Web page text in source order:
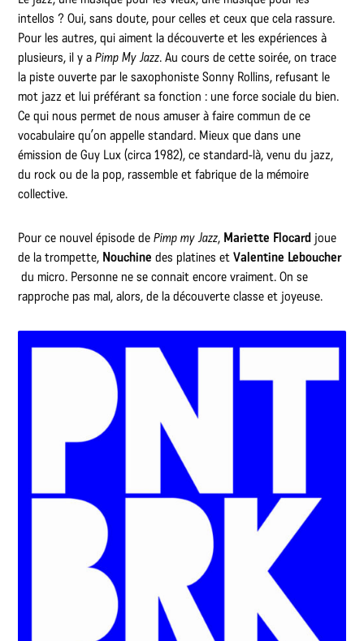
intellos ? Oui, sans doute, pour celles et ceux que cela rassure.
Pour les autres, qui aiment la découverte et les expériences à
plusieurs, il y aPimp My Jazz. Au cours de cette soirée, on trace
la piste ouverte par le saxophoniste Sonny Rollins, refusant le
mot jazz et lui préférant sa fonction : une force sociale du bien.
Ce qui nous permet de nous amuser à faire commun de ce
vocabulaire qu’on appelle standard. Mieux que dans une
émission de Guy Lux (circa 1982), ce standard-là, venu du jazz,
du rock ou de la pop, rassemble et fabrique de la mémoire
collective.
Pour ce nouvel épisode dePimp my Jazz, Mariette Flocard joue
de la trompette, Nouchine des platines etValentine Leboucher
du micro. Personne ne se connait encore vraiment. On se
rapproche pas mal, alors, de la découverte classe et joyeuse.